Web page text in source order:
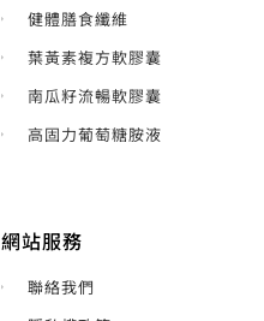
健體膳食纖維
葉黃素複方軟膠囊
南瓜籽流暢軟膠囊
高固力葡萄糖胺液
網站服務
聯絡我們